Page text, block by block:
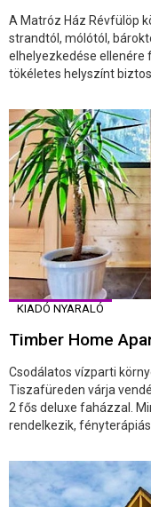
A Matróz Ház Révfülöp
strandtól, mólótól,
elhelyezkedése ellenére
tökéletes helyszínt
KIADÓ NYARALÓ
Timber Home
Csodálatos vízparti
Tiszafüreden várja
2 fős deluxe faházzal.
rendelkezik, fényterápiás